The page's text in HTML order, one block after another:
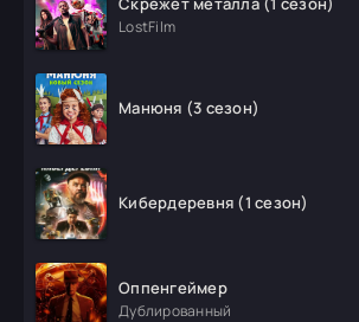
LostFilm
Манюня (3 сезон)
Кибердеревня (1 сезон)
Оппенгеймер
Дублированный